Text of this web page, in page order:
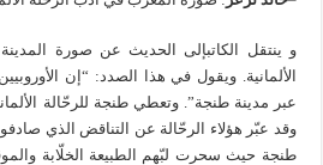
و ينتقل الكاتبإلى الحديث عن صورة
الألمانية. ويقول في هذا الصدد: “إن
عبر مدينة طنجة”. وتعطي طنجة للرحّالة
وقد عبّر هؤلاء الرحّالة عن التناقض الذي
طنجة حيث سحرت لبّهم الطبيعة الخلّابة